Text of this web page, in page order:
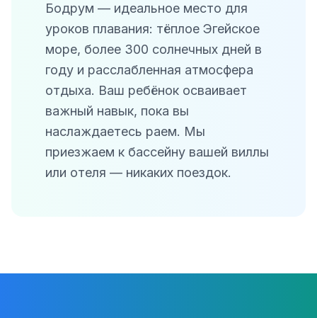
Бодрум — идеальное место для
уроков плавания: тёплое Эгейское
море, более 300 солнечных дней в
году и расслабленная атмосфера
отдыха. Ваш ребёнок осваивает
важный навык, пока вы
наслаждаетесь раем. Мы
приезжаем к бассейну вашей виллы
или отеля — никаких поездок.